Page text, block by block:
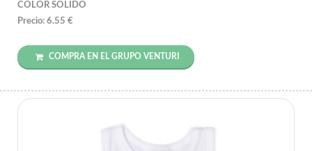
COLOR SOLIDO
Precio: 6.55 €
COMPRA EN EL GRUPO VENTURI